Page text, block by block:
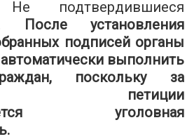
Не подтвердившиеся
После установления
подписей органы
выполнить
поскольку за
петиции
уголовная